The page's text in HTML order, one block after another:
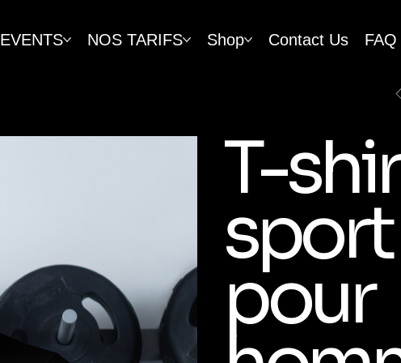
EVENTS NOS TARIFS Shop Contact Us FAQ
T-
sport
pour